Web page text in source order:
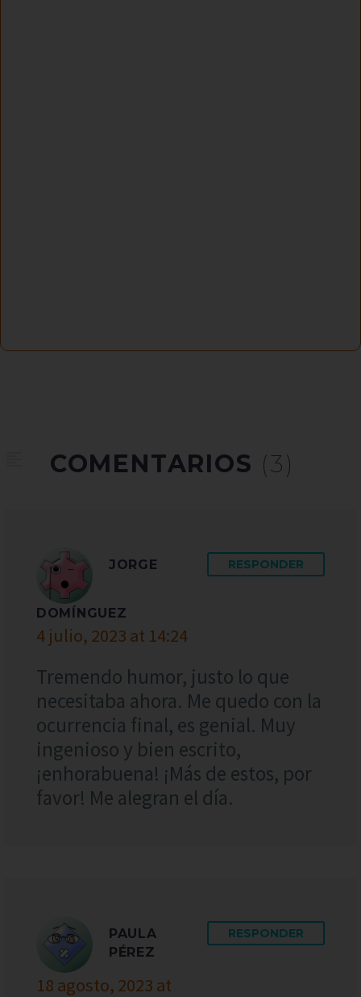
COMENTARIOS (3)
JORGE
DOMÍNGUEZ
4 julio, 2023 at 14:24
RESPONDER
Tremendo humor, justo lo que
necesitaba ahora. Me quedo con la
ocurrencia final, es genial. Muy
ingenioso y bien escrito,
¡enhorabuena! ¡Más de estos, por
favor! Me alegran el día.
PAULA
PÉREZ
18 agosto, 2023 at
RESPONDER